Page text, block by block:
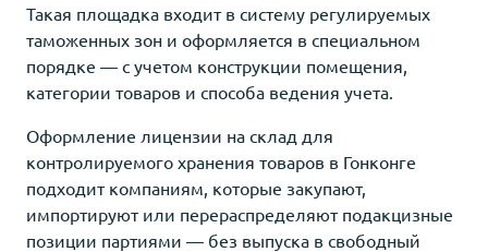
Такая площадка входит в систему регулируемых
таможенных зон и оформляется в специальном
порядке — с учетом конструкции помещения,
категории товаров и способа ведения учета.
Оформление лицензии на склад для
контролируемого хранения товаров в Гонконге
подходит компаниям, которые закупают,
импортируют или перераспределяют подакцизные
позиции партиями — без выпуска в свободный